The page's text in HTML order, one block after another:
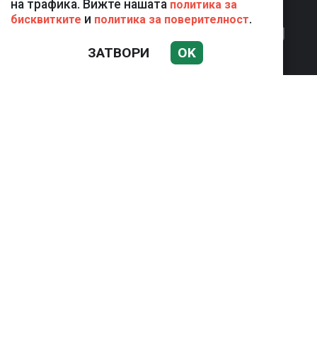
на трафика. Вижте нашата политика за
бисквитките и политика за поверителност.
ЗАТВОРИ OK